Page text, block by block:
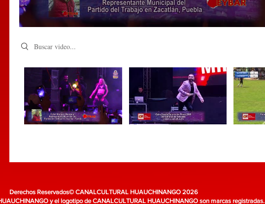
Search videos
Derechos Reservados© CANALCULTURAL HUAUCHINANGO 2026
y el logotipo de CANALCULTURAL HUAUCHINANGO son marcas registradas.